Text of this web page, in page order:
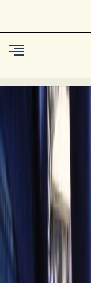
Berita
Islam
Hikmah
Opini